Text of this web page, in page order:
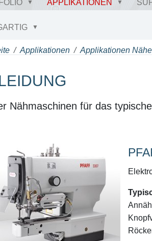
APPLIKATIONEN
Applikationen Applikationen
Nähmaschinen für das